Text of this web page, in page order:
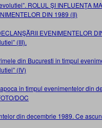
ROLUL ŞI INFLUENŢA
DIN 1989 (II)
EVENIMENTELOR
(III).
din Bucuresti in timpul
(IV)
in timpul evenimentelor din
DOC
din decembrie 1989. Ce